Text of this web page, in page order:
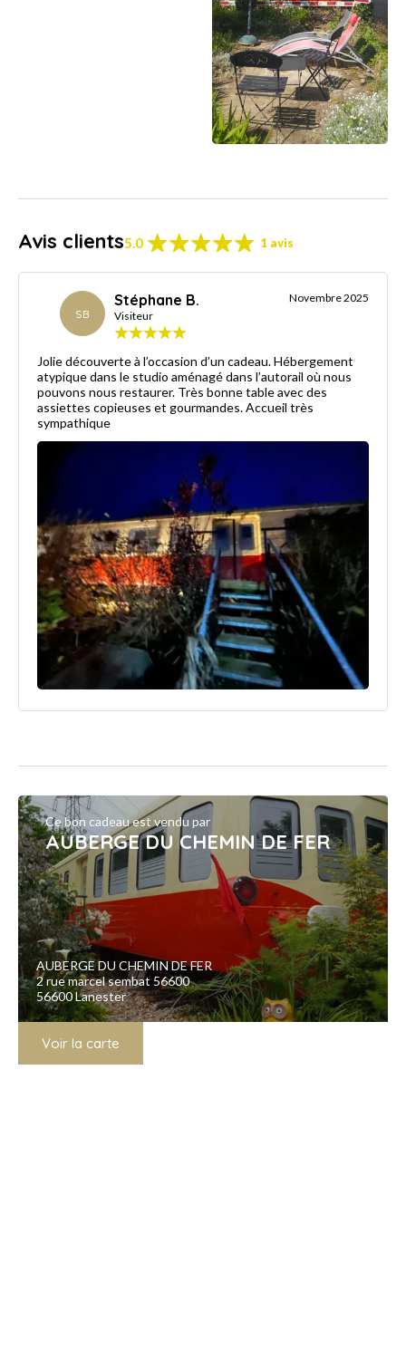
Avis clients5.0 1 avis
SB
Stéphane B.
Visiteur
Novembre 2025
Jolie découverte à l’occasion d’un cadeau. Hébergement
atypique dans le studio aménagé dans l’autorail où nous
pouvons nous restaurer. Très bonne table avec des
assiettes copieuses et gourmandes. Accueil très
sympathique
Ce bon cadeau est vendu par
AUBERGE DU CHEMIN DE FER
AUBERGE DU CHEMIN DE FER
2 rue marcel sembat 56600
56600 Lanester
Voir la carte